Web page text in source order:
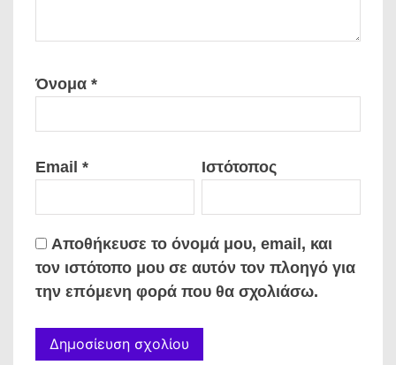
Όνομα *
Email * Ιστότοπος
Αποθήκευσε το όνομά μου, email, και
τον ιστότοπο μου σε αυτόν τον πλοηγό για
την επόμενη φορά που θα σχολιάσω.